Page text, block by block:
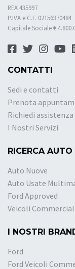
REA 435997
P.IVA e C.F. 02156370484
Capitale Sociale €
CONTATTI
Sedi e contatti
Prenota
Richiedi assistenza
I Nostri Servizi
RICERCA
Auto Nuove
Auto Usate
Ford Approved
Veicoli
I NOSTRI
Ford
Ford Veicoli